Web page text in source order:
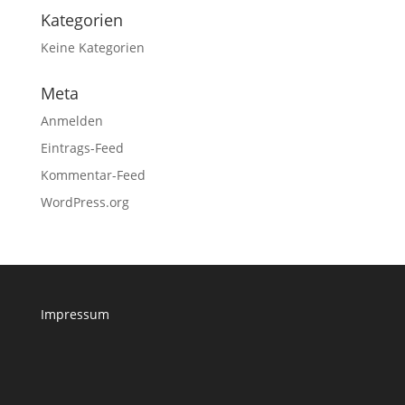
Kategorien
Keine Kategorien
Meta
Anmelden
Eintrags-Feed
Kommentar-Feed
WordPress.org
Impressum